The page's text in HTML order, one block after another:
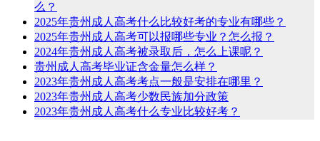
么？
2025年贵州成人高考什么比较好考的专业有哪些？
2025年贵州成人高考可以报哪些专业？怎么报？
2024年贵州成人高考被录取后，怎么上课呢？
贵州成人高考毕业证含金量怎么样？
2023年贵州成人高考考点一般是安排在哪里？
2023年贵州成人高考少数民族加分政策
2023年贵州成人高考什么专业比较好考？